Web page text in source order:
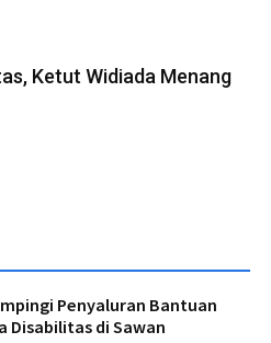
Ketut Widiada Menang
Penyaluran Bantuan
Disabilitas di Sawan